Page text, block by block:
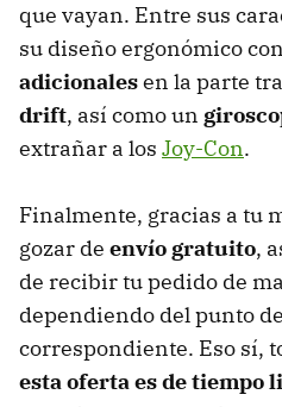
que vayan. Entre sus
su diseño ergonómico con
adicionalesen la parte
drift, así como un
extrañar a los Joy-Con.
Finalmente, gracias a tu
gozar de envío gratuito,
de recibir tu pedido de
dependiendo del punto
correspondiente. Eso sí,
esta oferta es de tiempo